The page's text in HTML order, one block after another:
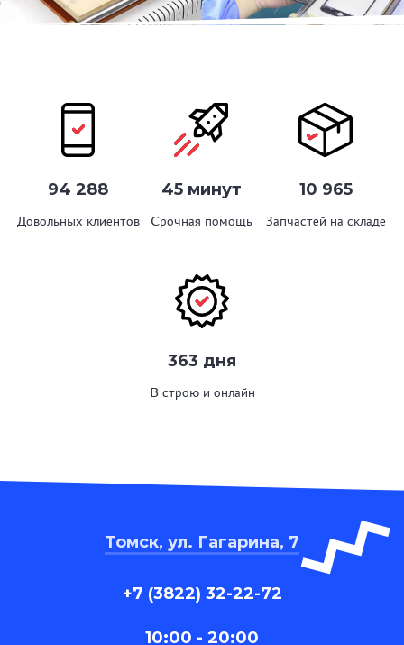
94 288
Довольных клиентов
45 минут
Срочная помощь
10 965
Запчастей на складе
363 дня
В строю и онлайн
Томск, ул. Гагарина, 7
+7 (3822) 32-22-72
10:00 - 20:00